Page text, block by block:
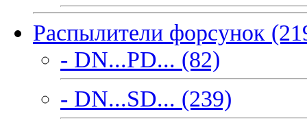
Распылители форсунок
- DN...PD... (82)
- DN...SD... (239)